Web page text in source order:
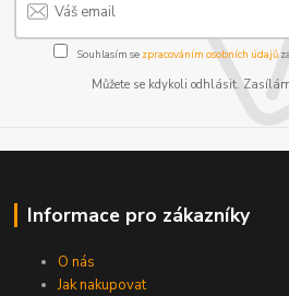
Souhlasím se zpracováním osobních údajů
Můžete se kdykoli odhlásit.
Informace pro zákazníky
O nás
Jak nakupovat